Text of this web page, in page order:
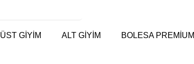
ÜST GİYİM ALT GİYİM BOLESA PREMİUM